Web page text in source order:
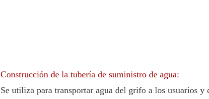
Construcción de la tubería de suministro de agua:
Se utiliza para transportar agua del grifo a los usuarios